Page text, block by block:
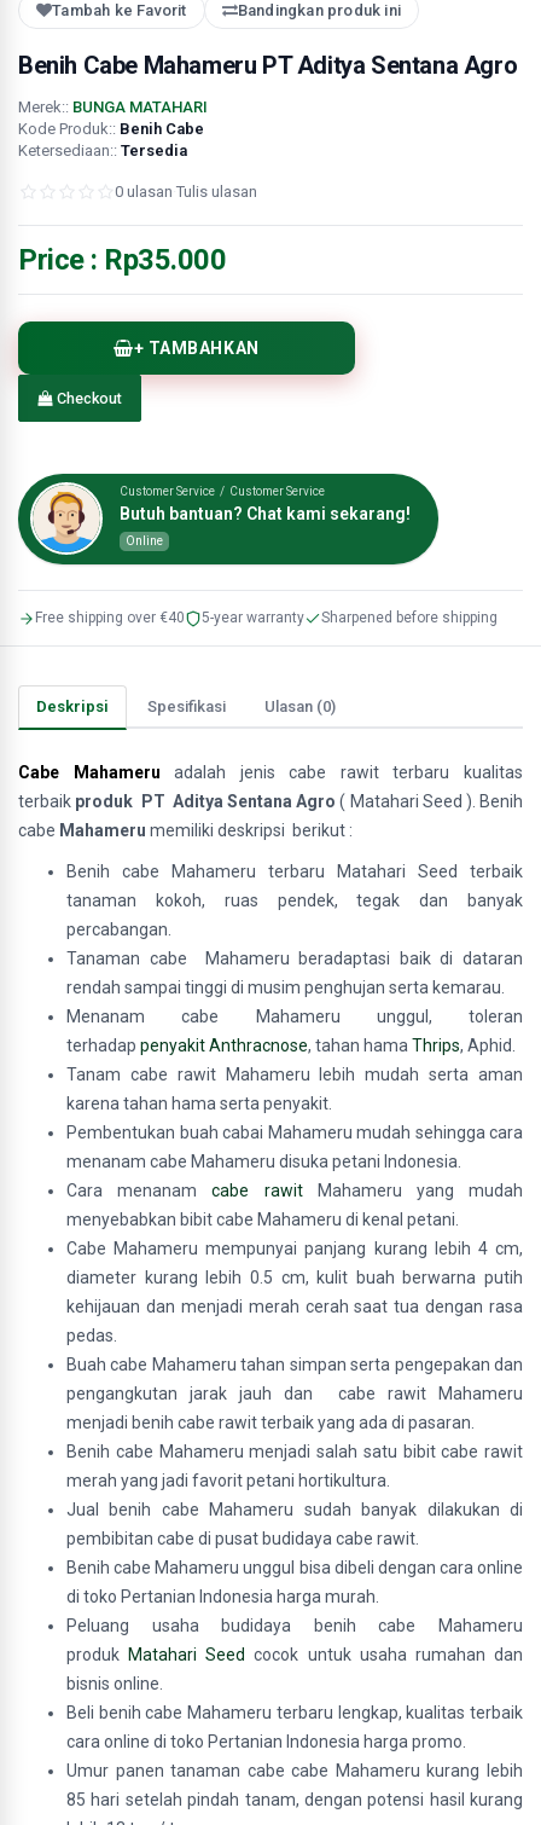
Tambah ke Favorit Bandingkan produk ini
Benih Cabe Mahameru PT Aditya Sentana Agro
Merek:: BUNGA MATAHARI
Kode Produk:: Benih Cabe
Ketersediaan:: Tersedia
0 ulasan Tulis ulasan
Price : Rp35.000
+ TAMBAHKAN
Checkout
Customer Service / Customer Service
Butuh bantuan? Chat kami sekarang!
Online
Free shipping over €40 5-year warranty Sharpened before shipping
Deskripsi Spesifikasi Ulasan (0)
Cabe Mahameru adalah jenis cabe rawit terbaru kualitas
terbaik produk PT Aditya Sentana Agro ( Matahari Seed ). Benih
cabe Mahameru memiliki deskripsi berikut :
Benih cabe Mahameru terbaru Matahari Seed terbaik
tanaman kokoh, ruas pendek, tegak dan banyak
percabangan.
Tanaman cabe Mahameru beradaptasi baik di dataran
rendah sampai tinggi di musim penghujan serta kemarau.
Menanam cabe Mahameru unggul, toleran
terhadap penyakit Anthracnose, tahan hama Thrips, Aphid.
Tanam cabe rawit Mahameru lebih mudah serta aman
karena tahan hama serta penyakit.
Pembentukan buah cabai Mahameru mudah sehingga cara
menanam cabe Mahameru disuka petani Indonesia.
Cara menanamcabe rawitMahameru yang mudah
menyebabkan bibit cabe Mahameru di kenal petani.
Cabe Mahameru mempunyai panjang kurang lebih 4 cm,
diameter kurang lebih 0.5 cm, kulit buah berwarna putih
kehijauan dan menjadi merah cerah saat tua dengan rasa
pedas.
Buah cabe Mahameru tahan simpan serta pengepakan dan
pengangkutan jarak jauh dan cabe rawit Mahameru
menjadi benih cabe rawit terbaik yang ada di pasaran.
Benih cabe Mahameru menjadi salah satu bibit cabe rawit
merah yang jadi favorit petani hortikultura.
Jual benih cabe Mahameru sudah banyak dilakukan di
pembibitan cabe di pusat budidaya cabe rawit.
Benih cabe Mahameru unggul bisa dibeli dengan cara online
di toko Pertanian Indonesia harga murah.
Peluang usaha budidaya benih cabe Mahameru
produk Matahari Seed cocok untuk usaha rumahan dan
bisnis online.
Beli benih cabe Mahameru terbaru lengkap, kualitas terbaik
cara online di toko Pertanian Indonesia harga promo.
Umur panen tanaman cabe cabe Mahameru kurang lebih
85 hari setelah pindah tanam, dengan potensi hasil kurang